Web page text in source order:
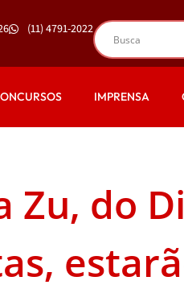
(11) 4791-2022
IMPRENSA
Zu, do